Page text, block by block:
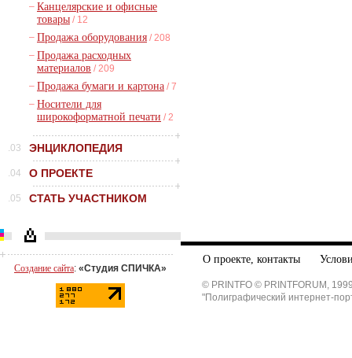
– Канцелярские и офисные
товары / 12
– Продажа оборудования / 208
– Продажа расходных
материалов / 209
– Продажа бумаги и картона / 7
– Носители для
широкоформатной печати / 2
.03 ЭНЦИКЛОПЕДИЯ
.04 О ПРОЕКТЕ
.05 СТАТЬ УЧАСТНИКОМ
Создание сайта: «Студия СПИЧКА»
О проекте, контакты
© PRINTFO © PRINTFORUM,
"Полиграфический интернет-